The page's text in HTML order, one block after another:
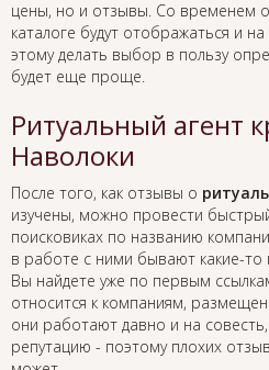
цены, но и отзывы. Со временем
каталоге будут отображаться и
этому делать выбор в пользу
будет еще проще.
Ритуальный агент
Наволоки
После того, как отзывы о
изучены, можно провести
поисковиках по названию
в работе с ними бывают какие-
Вы найдете уже по первым
относится к компаниям,
они работают давно и на
репутацию - поэтому плохих